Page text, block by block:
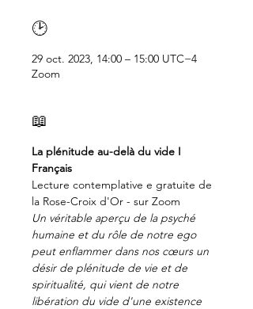
🕑
29 oct. 2023, 14:00 – 15:00 UTC−4
Zoom
📖
La plénitude au-delà du vide I
Français
Lecture contemplative e gratuite de
la Rose-Croix d'Or - sur Zoom
Un véritable aperçu de la psyché
humaine et du rôle de notre ego
peut enflammer dans nos cœurs un
désir de plénitude de vie et de
spiritualité, qui vient de notre
libération du vide d'une existence